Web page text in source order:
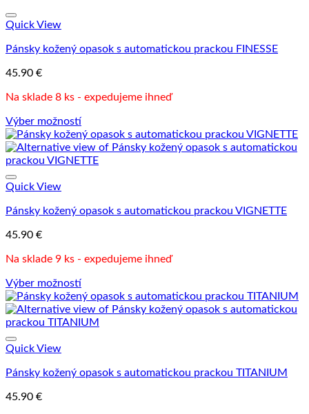
Quick View
Pánsky kožený opasok s automatickou prackou FINESSE
45.90 €
Na sklade 8 ks - expedujeme ihneď
Výber možností
Tento
produkt
má
viacero
variantov.
si
vybrať
stránke
produktu.
Quick View
Pánsky kožený opasok s automatickou prackou VIGNETTE
45.90 €
Na sklade 9 ks - expedujeme ihneď
Výber možností
Tento
produkt
má
viacero
variantov.
si
vybrať
Quick View
Pánsky kožený opasok s automatickou prackou TITANIUM
45.90 €